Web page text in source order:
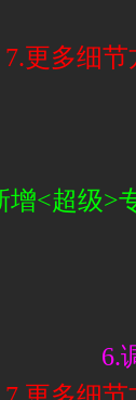
7.更多细
增<超级>
6.